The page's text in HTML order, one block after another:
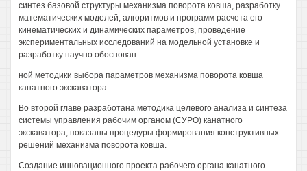
синтез базовой структуры механизма поворота ковша, разработку
математических моделей, алгоритмов и программ расчета его
кинематических и динамических параметров, проведение
экспериментальных исследований на модельной установке и
разработку научно обоснован-
ной методики выбора параметров механизма поворота ковша
канатного экскаватора.
Во второй главе разработана методика целевого анализа и синтеза
системы управления рабочим органом (СУРО) канатного
экскаватора, показаны процедуры формирования конструктивных
решений механизма поворота ковша.
Создание инновационного проекта рабочего органа канатного